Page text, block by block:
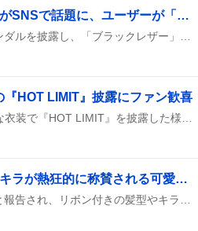
クラークスのヒールとスエードサンダルがSNSで話題に、ユーザーが「ブラックレザー」や「ネイビー」を称賛
ユーザーがクラークスのヒールとスエードサンダルを披露し、「ブラックレザー」や「ネイビー」のカラーが好評とコメントしている様子が見られる。
HOT LIMIT』披露にファン歓喜
西川貴教がMusic Stationに登場し、マッチョな衣装で『HOT LIMIT』を披露した様子が話題になっている。筋肉に囲まれたステージ演出や笑顔がファンのテンションを上げているようだ。
子タろフィーチャー開始、リボンとキラキラが熱狂的に称賛される可愛さが炸裂
SNSで『子タろ』のフィーチャーが始まったと報告され、リボン付きの髪型やキラキラの装飾が多数の投稿で取り上げられ、可愛さが大きく話題になっている様子が見られる。ユーザーは『可愛い😭』『リボン最高💖』『キラキラで萌える』といった感想を連投し、ビジュアルへの称賛が広がっている。